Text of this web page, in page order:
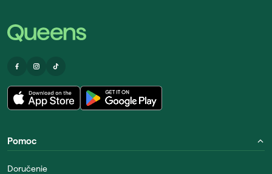
Pomoc
Doručenie